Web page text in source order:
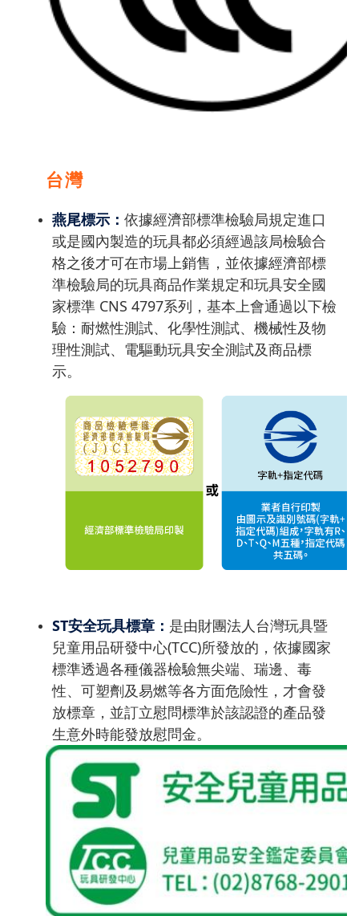
台灣
燕尾標示： 依據經濟部標準檢驗局規定進口
或是國內製造的玩具都必須經過該局檢驗合
格之後才可在市場上銷售，並依據經濟部標
準檢驗局的玩具商品作業規定和玩具安全國
家標準 CNS 4797系列，基本上會通過以下檢
驗：耐燃性測試、化學性測試、機械性及物
理性測試、電驅動玩具安全測試及商品標
示。
ST安全玩具標章： 是由財團法人台灣玩具暨
兒童用品研發中心(TCC)所發放的，依據國家
標準透過各種儀器檢驗無尖端、瑞邊、毒
性、可塑劑及易燃等各方面危險性，才會發
放標章，並訂立慰問標準於該認證的產品發
生意外時能發放慰問金。